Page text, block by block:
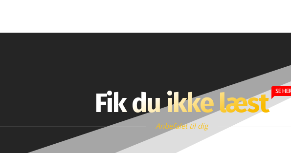
Fik du ikke læst SE
Anbefalet til dig